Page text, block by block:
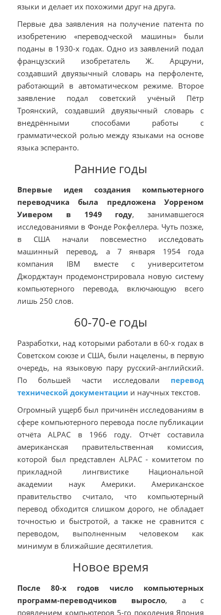
языки и делает их похожими друг на друга.
Первые два заявления на получение патента по
изобретению «переводческой машины» были
поданы в 1930-х годах. Одно из заявлений подал
французский изобретатель Ж. Арцруни,
создавший двуязычный словарь на перфоленте,
работающий в автоматическом режиме. Второе
заявление подал советский учёный Пётр
Троянский, создавший двуязычный словарь с
внедрёнными способами работы с
грамматической ролью между языками на основе
языка эсперанто.
Ранние годы
Впервые идея создания компьютерного
переводчика была предложена Уорреном
Уивером в 1949 году, занимавшегося
исследованиями в Фонде Рокфеллера. Чуть позже,
в США начали повсеместно исследовать
машинный перевод, а 7 января 1954 года
компания IBM вместе с университетом
Джорджтаун продемонстрировала новую систему
компьютерного перевода, включающую всего
лишь 250 слов.
60-70-е годы
Разработки, над которыми работали в 60-х годах в
Советском союзе и США, были нацелены, в первую
очередь, на языковую пару русский-английский.
По большей части исследовали перевод
технической документации и научных текстов.
Огромный ущерб был причинён исследованиям в
сфере компьютерного перевода после публикации
отчёта ALPAC в 1966 году. Отчёт составила
американская правительственная комиссия,
которой был представлен ALPAC - комитетом по
прикладной лингвистике Национальной
академии наук Америки. Американское
правительство считало, что компьютерный
перевод обходится слишком дорого, не обладает
точностью и быстротой, а также не сравнится с
переводом, выполненным человеком как
минимум в ближайшие десятилетия.
Новое время
После 80-х годов число компьютерных
программ-переводчиков выросло, а с
появлением компьютеров 5-го поколения Япония